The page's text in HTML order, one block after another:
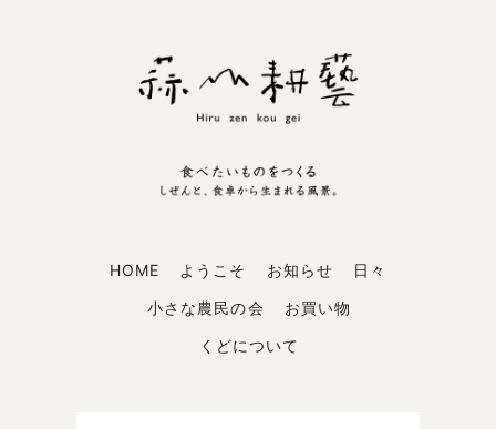
HOME ようこそ お知らせ
日々
小さな農民の会
お買い物
くどについて